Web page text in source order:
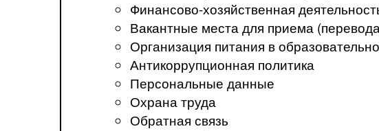
Финансово-хозяйственная
Вакантные места для приема
Организация питания в
Антикоррупционная политика
Персональные данные
Охрана труда
Обратная связь